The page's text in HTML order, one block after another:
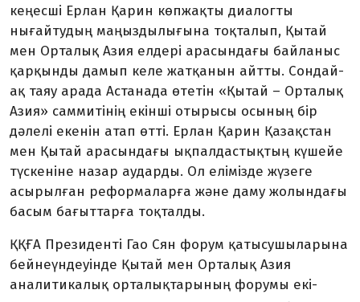
кеңесші Ерлан Қарин көпжақты диалогты
нығайтудың маңыздылығына тоқталып, Қытай
мен Орталық Азия елдері арасындағы байланыс
қарқынды дамып келе жатқанын айтты. Сондай-
ақ таяу арада Астанада өтетін «Қы­тай – Орталық
Азия» саммитінің екінші отырысы осының бір
дәлелі екенін атап өтті. Ерлан Қарин Қазақстан
мен Қытай арасындағы ықпалдас­тықтың күшейе
түскеніне назар аударды. Ол елімізде жүзеге
асырыл­ған реформаларға және даму жо­лындағы
басым бағыттарға тоқталды.
ҚҚҒА Президенті Гао Сян форум қатысушыларына
бей­неүндеуінде Қытай мен Ор­талық Азия
аналитикалық орта­лықтарының форумы екі­